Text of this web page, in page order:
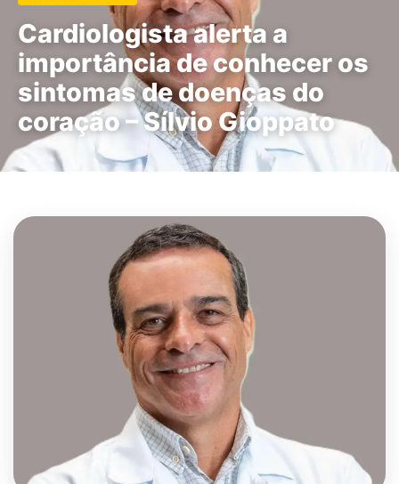
Cardiologista alerta a
importância de conhecer os
sintomas de doenças do
coração – Sílvio Gioppato